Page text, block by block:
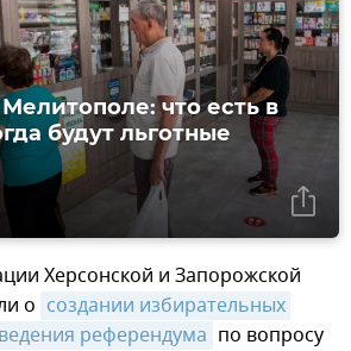
что есть в
будут льготные
Херсонской и Запорожской
о создании избирательных
референдума по вопросу